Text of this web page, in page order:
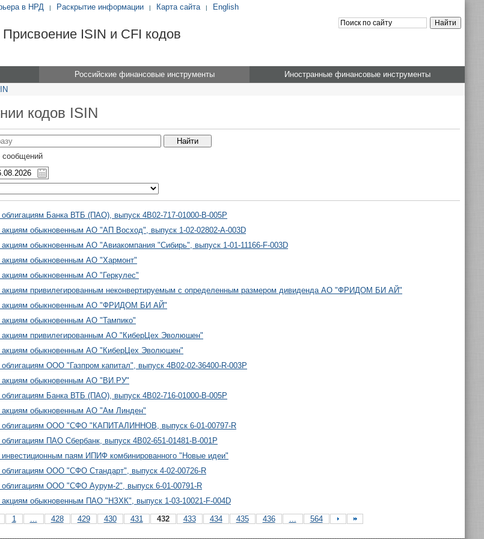
в НРД | Раскрытие информации | Карта сайта | English
Присвоение ISIN и CFI кодов
Российские финансовые инструменты
Иностранные финансовые инструменты
кодов ISIN
сообщений
Банка ВТБ (ПАО), выпуск 4B02-717-01000-B-005P
обыкновенным АО "АП Восход", выпуск 1-02-02802-A-003D
обыкновенным АО "Авиакомпания "Сибирь", выпуск 1-01-11166-F-003D
обыкновенным АО "Хармонт"
обыкновенным АО "Геркулес"
акциям привилегированным неконвертируемым с определенным размером дивиденда АО "ФРИДОМ БИ АЙ"
акциям обыкновенным АО "ФРИДОМ БИ АЙ"
обыкновенным АО "Тампико"
акциям привилегированным АО "КиберЦех Эволюшен"
акциям обыкновенным АО "КиберЦех Эволюшен"
ООО "Газпром капитал", выпуск 4B02-02-36400-R-003P
акциям обыкновенным АО "ВИ.РУ"
Банка ВТБ (ПАО), выпуск 4B02-716-01000-B-005P
акциям обыкновенным АО "Ам Линден"
облигациям ООО "СФО "КАПИТАЛИННОВ, выпуск 6-01-00797-R
ПАО Сбербанк, выпуск 4B02-651-01481-B-001P
паям ИПИФ комбинированного "Новые идеи"
ООО "СФО Стандарт", выпуск 4-02-00726-R
облигациям ООО "СФО Аурум-2", выпуск 6-01-00791-R
обыкновенным ПАО "НЗХК", выпуск 1-03-10021-F-004D
1
... 428 429 430 431 432 433 434 435 436 ... 564